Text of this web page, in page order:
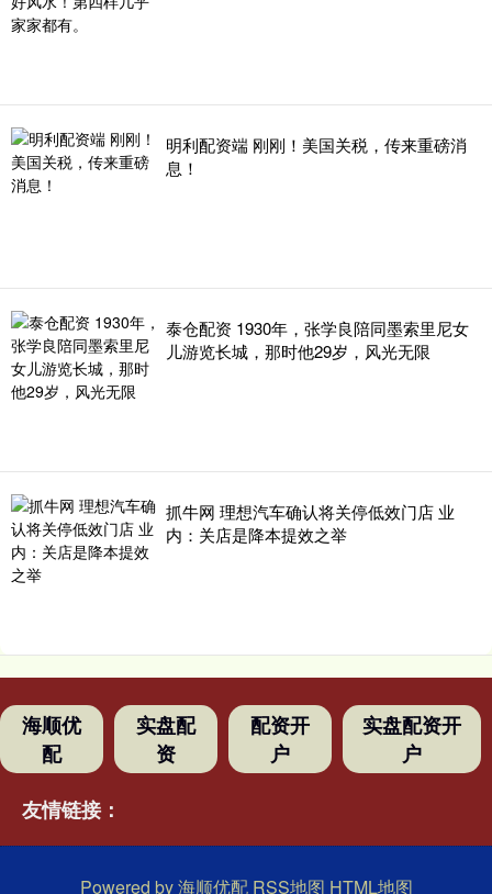
明利配资端 刚刚！美国关税，传来重磅消
息！
泰仓配资 1930年，张学良陪同墨索里尼女
儿游览长城，那时他29岁，风光无限
抓牛网 理想汽车确认将关停低效门店 业
内：关店是降本提效之举
海顺优
配
实盘配
资
配资开
户
实盘配资开
户
友情链接：
Powered by海顺优配 RSS地图 HTML地图